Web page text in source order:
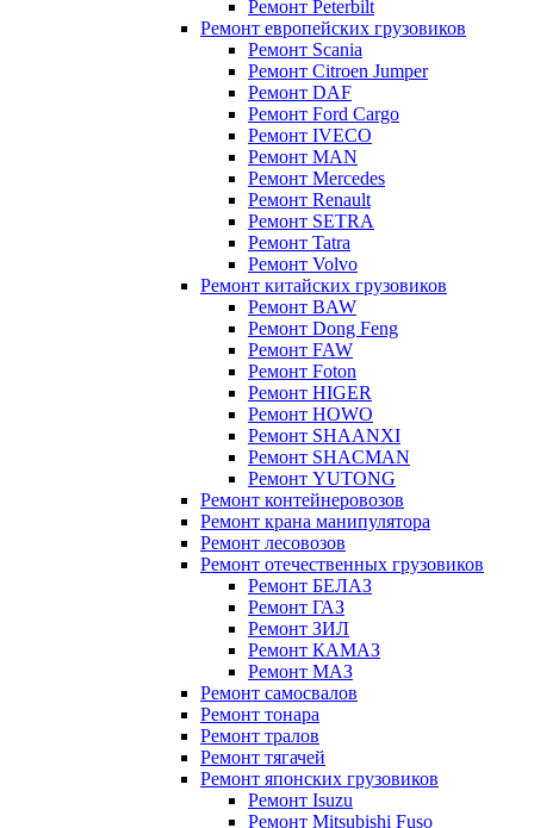
Ремонт Peterbilt
Ремонт европейских грузовиков
Ремонт Scania
Ремонт Citroen Jumper
Ремонт DAF
Ремонт Ford Cargo
Ремонт IVECO
Ремонт MAN
Ремонт Mercedes
Ремонт Renault
Ремонт SETRA
Ремонт Tatra
Ремонт Volvo
Ремонт китайских грузовиков
Ремонт BAW
Ремонт Dong Feng
Ремонт FAW
Ремонт Foton
Ремонт HIGER
Ремонт HOWO
Ремонт SHAANXI
Ремонт SHACMAN
Ремонт YUTONG
Ремонт контейнеровозов
Ремонт крана манипулятора
Ремонт лесовозов
Ремонт отечественных грузовиков
Ремонт БЕЛАЗ
Ремонт ГАЗ
Ремонт ЗИЛ
Ремонт КАМАЗ
Ремонт МАЗ
Ремонт самосвалов
Ремонт тонара
Ремонт тралов
Ремонт тягачей
Ремонт японских грузовиков
Ремонт Isuzu
Ремонт Mitsubishi Fuso